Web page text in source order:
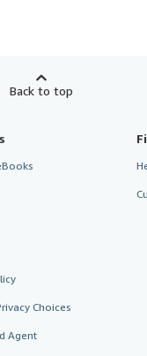
Back to top
Choices
Agent